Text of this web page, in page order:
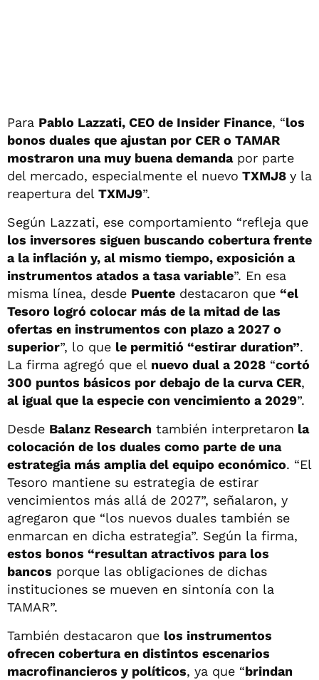
Para Pablo Lazzati, CEO de Insider Finance, “los
bonos duales que ajustan por CER o TAMAR
mostraron una muy buena demandapor parte
del mercado, especialmente el nuevo TXMJ8 y la
reapertura del TXMJ9”.
Según Lazzati, ese comportamiento “refleja que
los inversores siguen buscando cobertura frente
a la inflación y, al mismo tiempo, exposición a
instrumentos atados a tasa variable”. En esa
misma línea, desde Puente destacaron que “el
Tesoro logró colocar más de la mitad de las
ofertas en instrumentos con plazo a 2027 o
superior”, lo que le permitió “estirar duration”.
La firma agregó que el nuevo dual a 2028 “cortó
300 puntos básicos por debajo de la curva CER,
al igual que la especie con vencimiento a 2029”.
Desde Balanz Research también interpretaron la
colocación de los duales como parte de una
estrategia más amplia del equipo económico. “El
Tesoro mantiene su estrategia de estirar
vencimientos más allá de 2027”, señalaron, y
agregaron que “los nuevos duales también se
enmarcan en dicha estrategia”. Según la firma,
estos bonos “resultan atractivos para los
bancos porque las obligaciones de dichas
instituciones se mueven en sintonía con la
TAMAR”.
También destacaron que los instrumentos
ofrecen cobertura en distintos escenarios
macrofinancieros y políticos, ya que “brindan